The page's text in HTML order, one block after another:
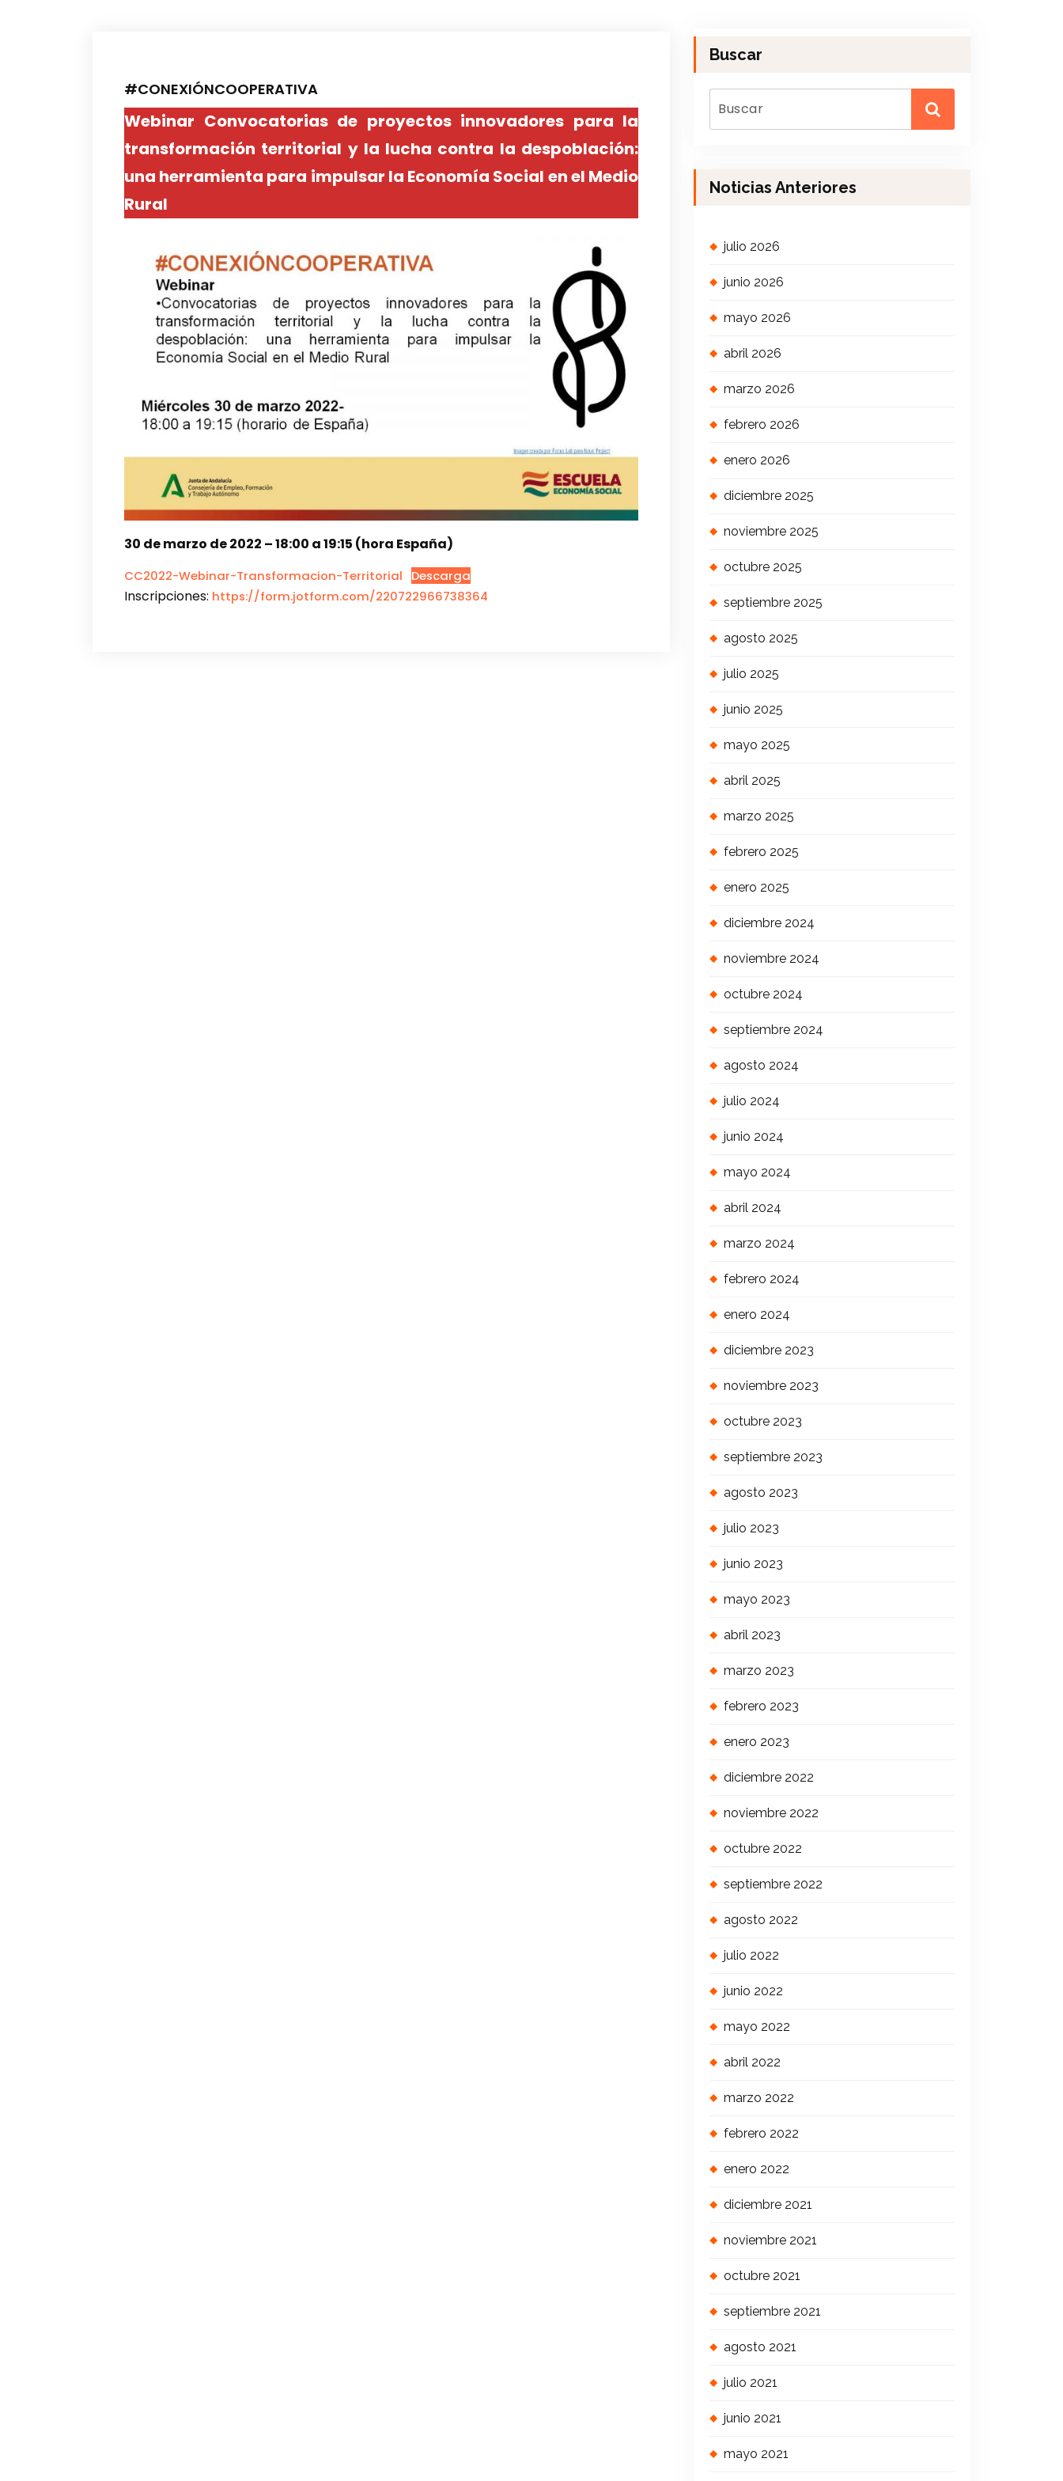
#CONEXIÓNCOOPERATIVA
Webinar Convocatorias de proyectos innovadores para la
transformación territorial y la lucha contra la despoblación:
una herramienta para impulsar la Economía Social en el Medio
Rural
30 de marzo de 2022 – 18:00 a 19:15 (hora España)
CC2022-Webinar-Transformacion-Territorial Descarga
Inscripciones: https://form.jotform.com/220722966738364
Buscar
Noticias Anteriores
julio 2026
junio 2026
mayo 2026
abril 2026
marzo 2026
febrero 2026
enero 2026
diciembre 2025
noviembre 2025
octubre 2025
septiembre 2025
agosto 2025
julio 2025
junio 2025
mayo 2025
abril 2025
marzo 2025
febrero 2025
enero 2025
diciembre 2024
noviembre 2024
octubre 2024
septiembre 2024
agosto 2024
julio 2024
junio 2024
mayo 2024
abril 2024
marzo 2024
febrero 2024
enero 2024
diciembre 2023
noviembre 2023
octubre 2023
septiembre 2023
agosto 2023
julio 2023
junio 2023
mayo 2023
abril 2023
marzo 2023
febrero 2023
enero 2023
diciembre 2022
noviembre 2022
octubre 2022
septiembre 2022
agosto 2022
julio 2022
junio 2022
mayo 2022
abril 2022
marzo 2022
febrero 2022
enero 2022
diciembre 2021
noviembre 2021
octubre 2021
septiembre 2021
agosto 2021
julio 2021
junio 2021
mayo 2021